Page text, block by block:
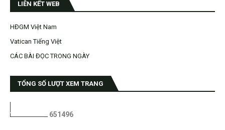
LIÊN KẾT WEB
HĐGM Việt Nam
Vatican Tiếng Việt
CÁC BÀI ĐỌC TRONG NGÀY
TỔNG SỐ LƯỢT XEM TRANG
651 496